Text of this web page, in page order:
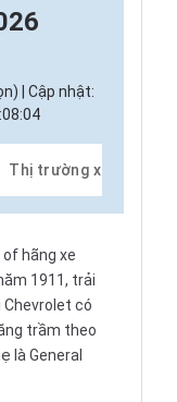
| Cập nhật:
Thị trường xe
hãng xe
1911, trải
Chevrolet có
trầm theo
là General